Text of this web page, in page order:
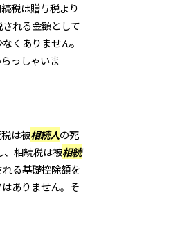
税は贈与税より
れる金額として
くありません。
っしゃいま
は被相続人の死
、相続税は被相続
る基礎控除額を
ありません。そ